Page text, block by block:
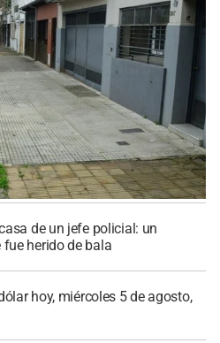
de un jefe policial: un
herido de bala
hoy, miércoles 5 de agosto,